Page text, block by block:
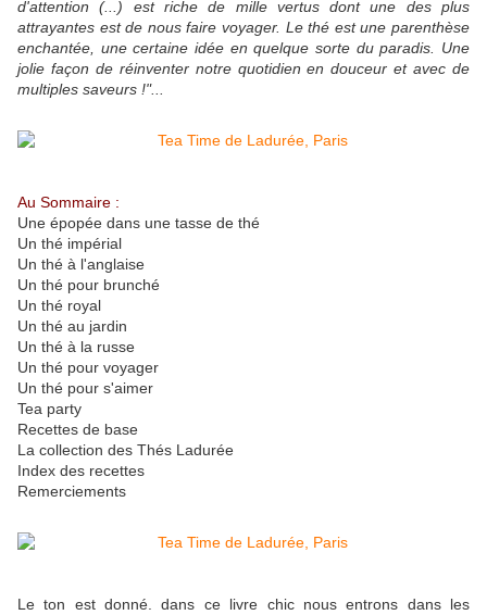
d'attention (...) est riche de mille vertus dont une des plus
attrayantes est de nous faire voyager. Le thé est une parenthèse
enchantée, une certaine idée en quelque sorte du paradis. Une
jolie façon de réinventer notre quotidien en douceur et avec de
multiples saveurs !"...
Au Sommaire :
Une épopée dans une tasse de thé
Un thé impérial
Un thé à l'anglaise
Un thé pour brunché
Un thé royal
Un thé au jardin
Un thé à la russe
Un thé pour voyager
Un thé pour s'aimer
Tea party
Recettes de base
La collection des Thés Ladurée
Index des recettes
Remerciements
Le ton est donné. dans ce livre chic nous entrons dans les